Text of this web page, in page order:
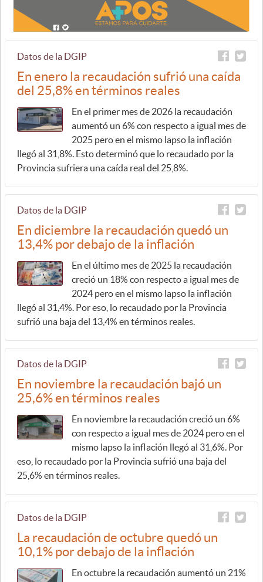
Datos de la DGIP
En enero la recaudación sufrió una caída
del 25,8% en términos reales
En el primer mes de 2026 la recaudación
aumentó un 6% con respecto a igual mes de
2025 pero en el mismo lapso la inflación
llegó al 31,8%. Esto determinó que lo recaudado por la
Provincia sufriera una caída real del 25,8%.
Datos de la DGIP
En diciembre la recaudación quedó un
13,4% por debajo de la inflación
En el último mes de 2025 la recaudación
creció un 18% con respecto a igual mes de
2024 pero en el mismo lapso la inflación
llegó al 31,4%. Por eso, lo recaudado por la Provincia
sufrió una baja del 13,4% en términos reales.
Datos de la DGIP
En noviembre la recaudación bajó un
25,6% en términos reales
En noviembre la recaudación creció un 6%
con respecto a igual mes de 2024 pero en el
mismo lapso la inflación llegó al 31,6%. Por
eso, lo recaudado por la Provincia sufrió una baja del
25,6% en términos reales.
Datos de la DGIP
La recaudación de octubre quedó un
10,1% por debajo de la inflación
En octubre la recaudación aumentó un 21%